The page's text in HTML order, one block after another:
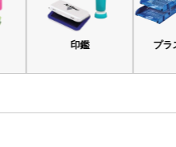
プラスチック棚